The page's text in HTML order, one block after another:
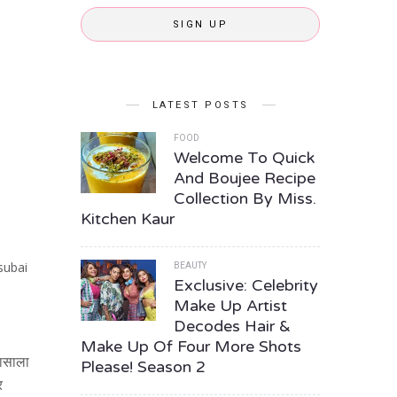
SIGN UP
LATEST POSTS
FOOD
Welcome To Quick
And Boujee Recipe
Collection By Miss.
Kitchen Kaur
BEAUTY
Exclusive: Celebrity
Make Up Artist
Decodes Hair &
Make Up Of Four More Shots
Please! Season 2